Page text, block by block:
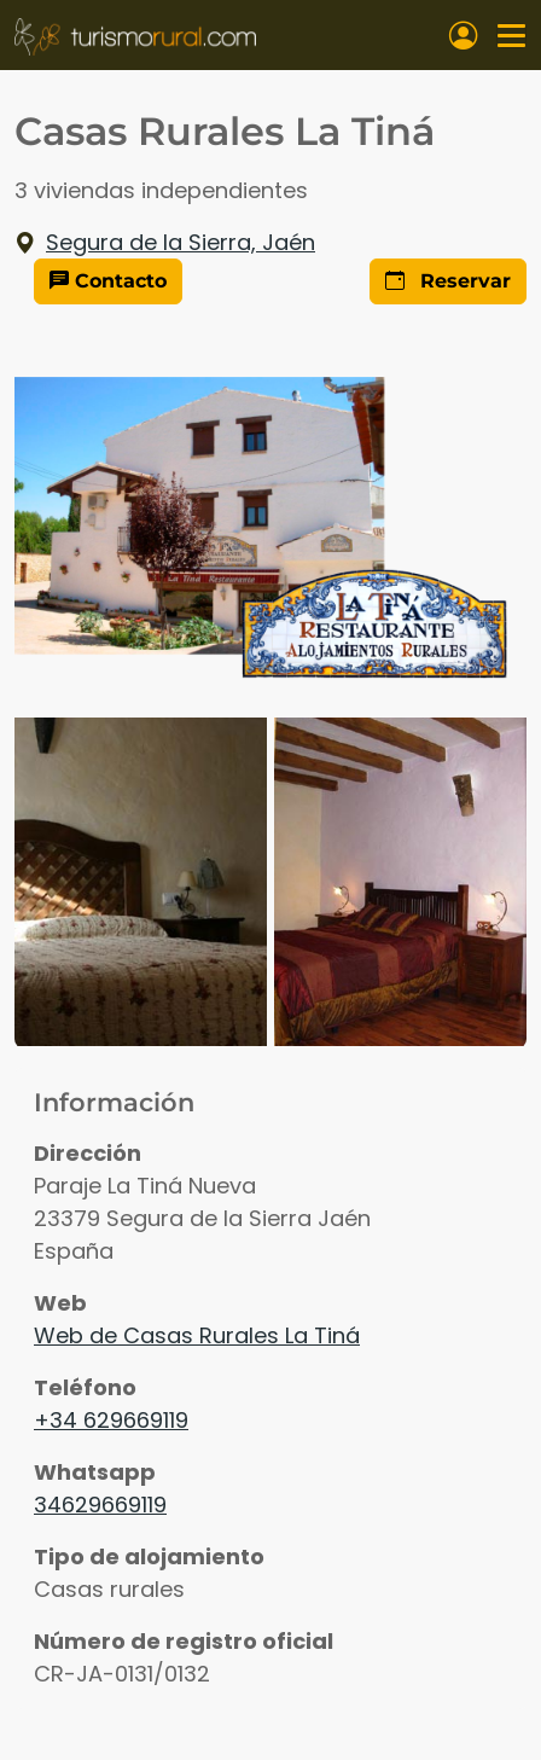
Pasar al contenido principal
Casas Rurales La Tiná
3 viviendas independientes
Segura de la Sierra, Jaén
Contacto Reservar
Información
Dirección
Paraje La Tiná Nueva
23379 Segura de la Sierra Jaén
España
Web
Web de Casas Rurales La Tiná
Teléfono
+34 629669119
Whatsapp
34629669119
Tipo de alojamiento
Casas rurales
Número de registro oficial
CR-JA-0131/0132